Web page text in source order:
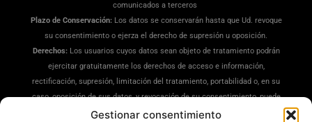
Gestionar consentimiento
comunicados a terceros
Plazo de Conservación: Los datos se conservarán hasta que Ud. revoque
su consentimiento o ejerza el derecho de supresión u oposición.
Derechos: Los usuarios cuyos datos sean objeto de tratamiento podrán
ejercitar gratuitamente los derechos de acceso e información,
rectificación, supresión, limitación del tratamiento, portabilidad o, en su
caso, oposición de sus datos, y revocación de su consentimiento, puede
ejercitar sus derechos en la siguiente dirección: